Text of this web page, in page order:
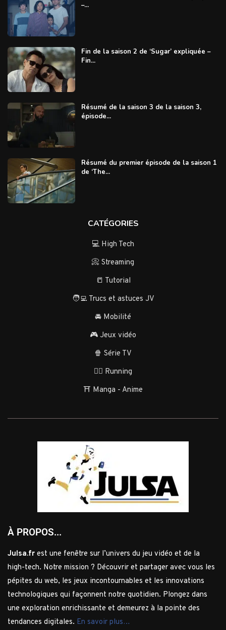
–...
Fin de la saison 2 de ‘Sugar’ expliquée –
Fin...
Résumé de la saison 3 de la saison 3,
épisode...
Résumé du premier épisode de la saison 1
de ‘The...
CATÉGORIES
💻 High Tech
📀 Streaming
📒 Tutorial
🧑‍💻 Trucs et astuces JV
🚘 Mobilité
🎮 Jeux vidéo
🍿 Série TV
🏃‍♂️ Running
⛩️ Manga - Anime
À PROPOS...
Julsa.fr est une fenêtre sur l’univers du jeu vidéo et de la
high-tech. Notre mission ? Découvrir et partager avec vous les
pépites du web, les jeux incontournables et les innovations
technologiques qui façonnent notre quotidien. Plongez dans
une exploration enrichissante et demeurez à la pointe des
tendances digitales. En savoir plus…